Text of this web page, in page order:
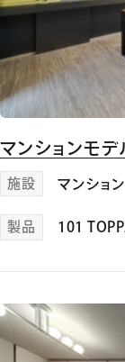
マンションモ
施設 マンショ
製品 101